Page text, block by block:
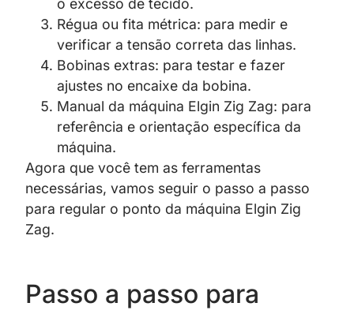
o excesso de tecido.
Régua ou fita métrica: para medir e
verificar a tensão correta das linhas.
Bobinas extras: para testar e fazer
ajustes no encaixe da bobina.
Manual da máquina Elgin Zig Zag: para
referência e orientação específica da
máquina.
Agora que você tem as ferramentas
necessárias, vamos seguir o passo a passo
para regular o ponto da máquina Elgin Zig
Zag.
Passo a passo para